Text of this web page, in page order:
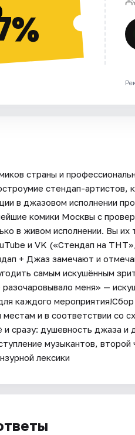
страны и
стендап-
в джазовом исполнении
комики Москвы с
в живом исполнении. Вы
и VK («Стендап на
+ Джаз замечают и
самым искушённым
разочаровывало меня» —
каждого
местам и в соответствии со
и сразу: душевность джаза
музыкантов,
лексики